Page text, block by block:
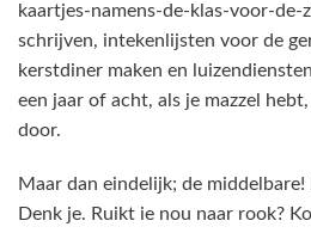
kaartjes-namens-de-klas-voor-de-
schrijven, intekenlijsten voor de
kerstdiner maken en
een jaar of acht, als je mazzel
door.
Maar dan eindelijk; de
Denk je. Ruikt ie nou naar rook?